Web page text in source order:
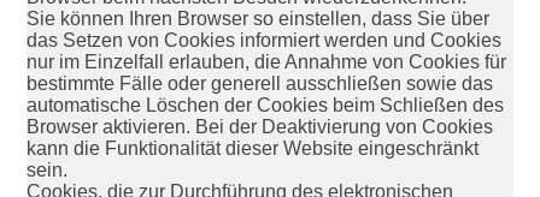
Sie können Ihren Browser so einstellen, dass Sie über
das Setzen von Cookies informiert werden und Cookies
nur im Einzelfall erlauben, die Annahme von Cookies für
bestimmte Fälle oder generell ausschließen sowie das
automatische Löschen der Cookies beim Schließen des
Browser aktivieren. Bei der Deaktivierung von Cookies
kann die Funktionalität dieser Website eingeschränkt
sein.
Cookies, die zur Durchführung des elektronischen